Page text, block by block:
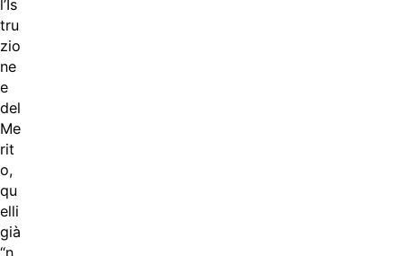
l’Is
tru
zio
ne
e
del
Me
rit
o,
qu
elli
già